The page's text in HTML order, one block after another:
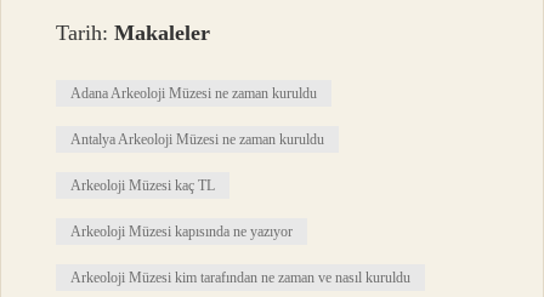
Tarih:Makaleler
Adana Arkeoloji Müzesi ne zaman kuruldu
Antalya Arkeoloji Müzesi ne zaman kuruldu
Arkeoloji Müzesi kaç TL
Arkeoloji Müzesi kapısında ne yazıyor
Arkeoloji Müzesi kim tarafından ne zaman ve nasıl kuruldu